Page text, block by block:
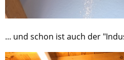
... und schon ist auch der